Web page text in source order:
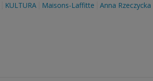
KULTURA Maisons-Laffitte Anna Rzeczycka